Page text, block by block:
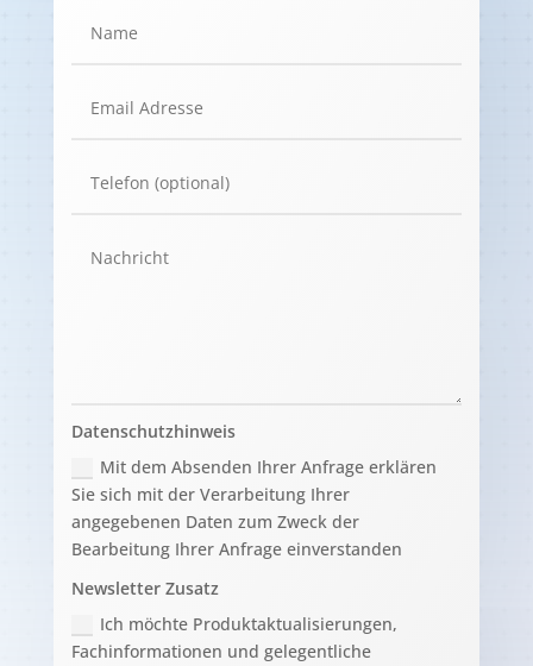
Datenschutzhinweis
Mit dem Absenden Ihrer Anfrage erklären
Sie sich mit der Verarbeitung Ihrer
angegebenen Daten zum Zweck der
Bearbeitung Ihrer Anfrage einverstanden
Newsletter Zusatz
Ich möchte Produktaktualisierungen,
Fachinformationen und gelegentliche